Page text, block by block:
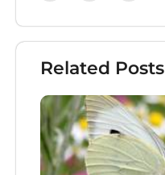
Related Posts